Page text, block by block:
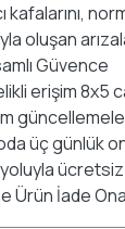
kafalarını,
oluşan
Güvence
erişim 8x5
üç günlük
Ürün İade